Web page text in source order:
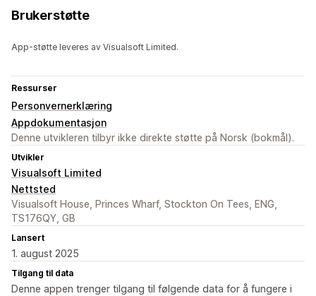
Brukerstøtte
App-støtte leveres av Visualsoft Limited.
Ressurser
Personvernerklæring
Appdokumentasjon
Denne utvikleren tilbyr ikke direkte støtte på Norsk (bokmål).
Utvikler
Visualsoft Limited
Nettsted
Visualsoft House, Princes Wharf, Stockton On Tees, ENG,
TS176QY, GB
Lansert
1. august 2025
Tilgang til data
Denne appen trenger tilgang til følgende data for å fungere i